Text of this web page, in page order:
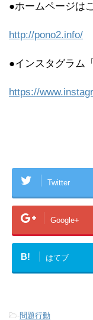
●ホームページは
http://pono2.info/
●インスタグラム
https://
Twitter
Google+
B! はてブ
-問題行動